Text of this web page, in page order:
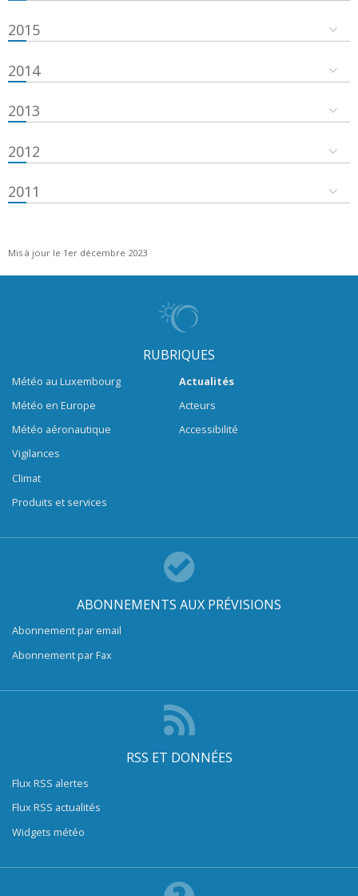
2015
2014
2013
2012
2011
Mis à jour le 1er décembre 2023
RUBRIQUES
Météo au Luxembourg
Météo en Europe
Météo aéronautique
Vigilances
Climat
Produits et services
Actualités
Acteurs
Accessibilité
ABONNEMENTS AUX PRÉVISIONS
Abonnement par email
Abonnement par Fax
RSS ET DONNÉES
Flux RSS alertes
Flux RSS actualités
Widgets météo